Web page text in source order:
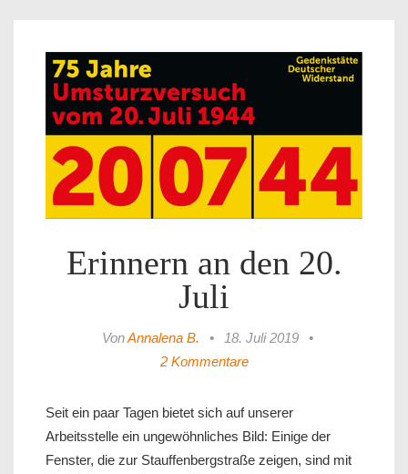
Erinnern an den 20.
Juli
VonAnnalena B. • 18. Juli 2019
•
2 Kommentare
Seit ein paar Tagen bietet sich auf unserer
Arbeitsstelle ein ungewöhnliches Bild: Einige der
Fenster, die zur Stauffenbergstraße zeigen, sind mit